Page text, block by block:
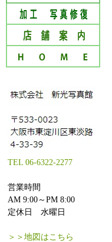
TEL 06-6322-2277
営業時間
AM 9:00～PM 8:00
定休日 水曜日
＞＞地図はこちら